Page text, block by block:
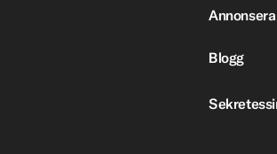
Annonsera
Blogg